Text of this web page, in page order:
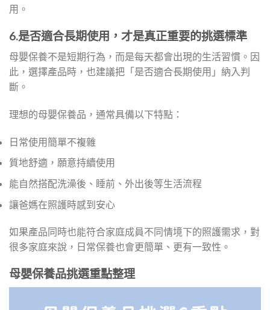
用。
6.是否適合長期使用，才是真正重要的挑選標準
母嬰保養不是短期行為，而是每天都會出現的生活習慣。因
此，選擇產品時，也建議把「是否適合長期使用」納入判
斷。
理想的母嬰保養品，通常具備以下特點：
日常使用簡單不複雜
質地舒適，願意持續使用
能自然搭配洗澡後、睡前、外出後等生活流程
讓爸媽在照護時感到安心
如果產品同時也能符合家庭成員不同情境下的照護需求，對
很多家庭來說，日常保養也會更簡單、更有一致性。
母嬰保養品挑選重點整理